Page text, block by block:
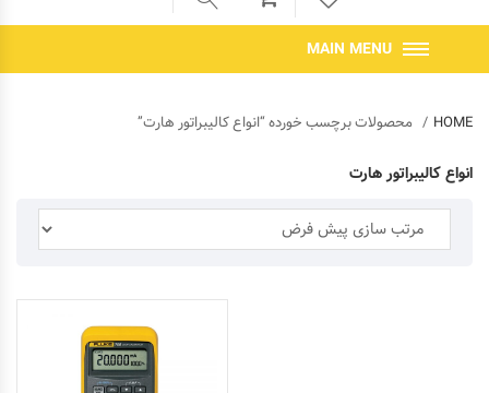
MAIN MENU
HOME محصولات برچسب خورده “انواع کالیبراتور هارت”
انواع کالیبراتور هارت